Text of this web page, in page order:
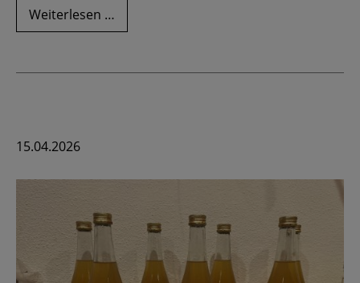
Weiterlesen …
Erdbeerfelder
15.04.2026